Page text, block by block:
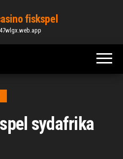
fiskspel
sydafrika